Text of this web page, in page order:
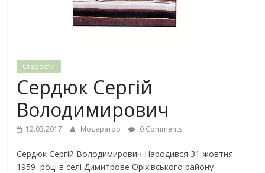
Старости
Сердюк Сергій
Володимирович
12.03.2017 Модератор 0 Comments
Сердюк Сергій Володимирович Народився 31 жовтня
1959 році в селі Димитрове Оріхівського району